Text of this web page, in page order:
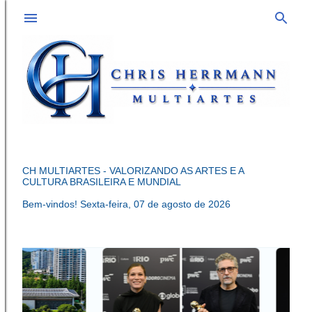
CH MULTIARTES - VALORIZANDO AS ARTES E A
CULTURA BRASILEIRA E MUNDIAL
Bem-vindos! Sexta-feira, 07 de agosto de 2026